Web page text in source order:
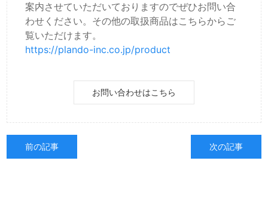
案内させていただいておりますのでぜひお問い合
わせください。その他の取扱商品はこちらからご
覧いただけます。
https://plando-inc.co.jp/product
お問い合わせはこちら
前の記事 次の記事